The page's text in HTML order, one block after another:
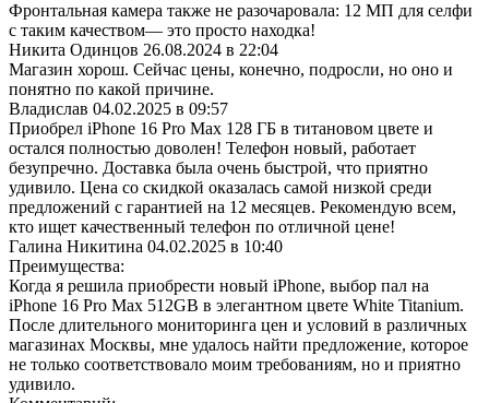
Фронтальная камера также не разочаровала: 12 МП для селфи
с таким качеством— это просто находка!
Никита Одинцов 26.08.2024 в 22:04
Магазин хорош. Сейчас цены, конечно, подросли, но оно и
понятно по какой причине.
Владислав 04.02.2025 в 09:57
Приобрел iPhone 16 Pro Max 128 ГБ в титановом цвете и
остался полностью доволен! Телефон новый, работает
безупречно. Доставка была очень быстрой, что приятно
удивило. Цена со скидкой оказалась самой низкой среди
предложений с гарантией на 12 месяцев. Рекомендую всем,
кто ищет качественный телефон по отличной цене!
Галина Никитина 04.02.2025 в 10:40
Преимущества:
Когда я решила приобрести новый iPhone, выбор пал на
iPhone 16 Pro Max 512GB в элегантном цвете White Titanium.
После длительного мониторинга цен и условий в различных
магазинах Москвы, мне удалось найти предложение, которое
не только соответствовало моим требованиям, но и приятно
удивило.